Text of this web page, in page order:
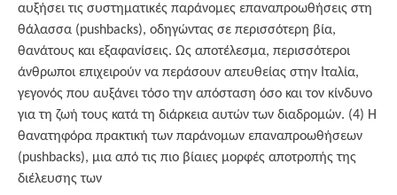
αυξήσει τις συστηματικές παράνομες επαναπροωθήσεις στη
θάλασσα (pushbacks), οδηγώντας σε περισσότερη βία,
θανάτους και εξαφανίσεις. Ως αποτέλεσμα, περισσότεροι
άνθρωποι επιχειρούν να περάσουν απευθείας στην Ιταλία,
γεγονός που αυξάνει τόσο την απόσταση όσο και τον κίνδυνο
για τη ζωή τους κατά τη διάρκεια αυτών των διαδρομών. (4) Η
θανατηφόρα πρακτική των παράνομων επαναπροωθήσεων
(pushbacks), μια από τις πιο βίαιες μορφές αποτροπής της
διέλευσης των